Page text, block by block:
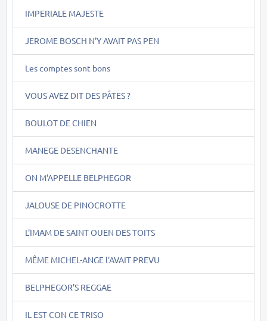
IMPERIALE MAJESTE
JEROME BOSCH N'Y AVAIT PAS PEN
Les comptes sont bons
VOUS AVEZ DIT DES PÂTES ?
BOULOT DE CHIEN
MANEGE DESENCHANTE
ON M'APPELLE BELPHEGOR
JALOUSE DE PINOCROTTE
L'IMAM DE SAINT OUEN DES TOITS
MÊME MICHEL-ANGE l'AVAIT PREVU
BELPHEGOR'S REGGAE
IL EST CON CE TRISO